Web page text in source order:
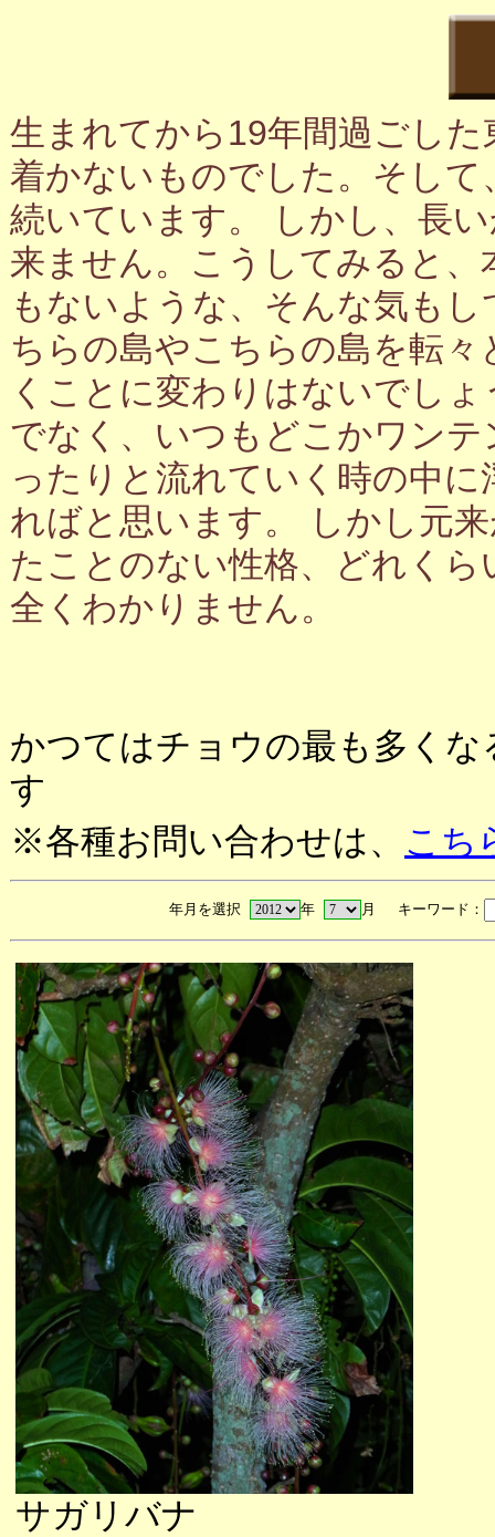
生まれてから19年間過ごし
着かないものでした。そし
続いています。 しかし、長
来ません。こうしてみると
もないような、そんな気も
ちらの島やこちらの島を転
くことに変わりはないでし
でなく、いつもどこかワン
ったりと流れていく時の中
ればと思います。 しかし元
たことのない性格、どれく
全くわかりません。
かつてはチョウの最も多く
す
※各種お問い合わせは、 こち
年月を選択 年 月 キーワード：
サガリバナ